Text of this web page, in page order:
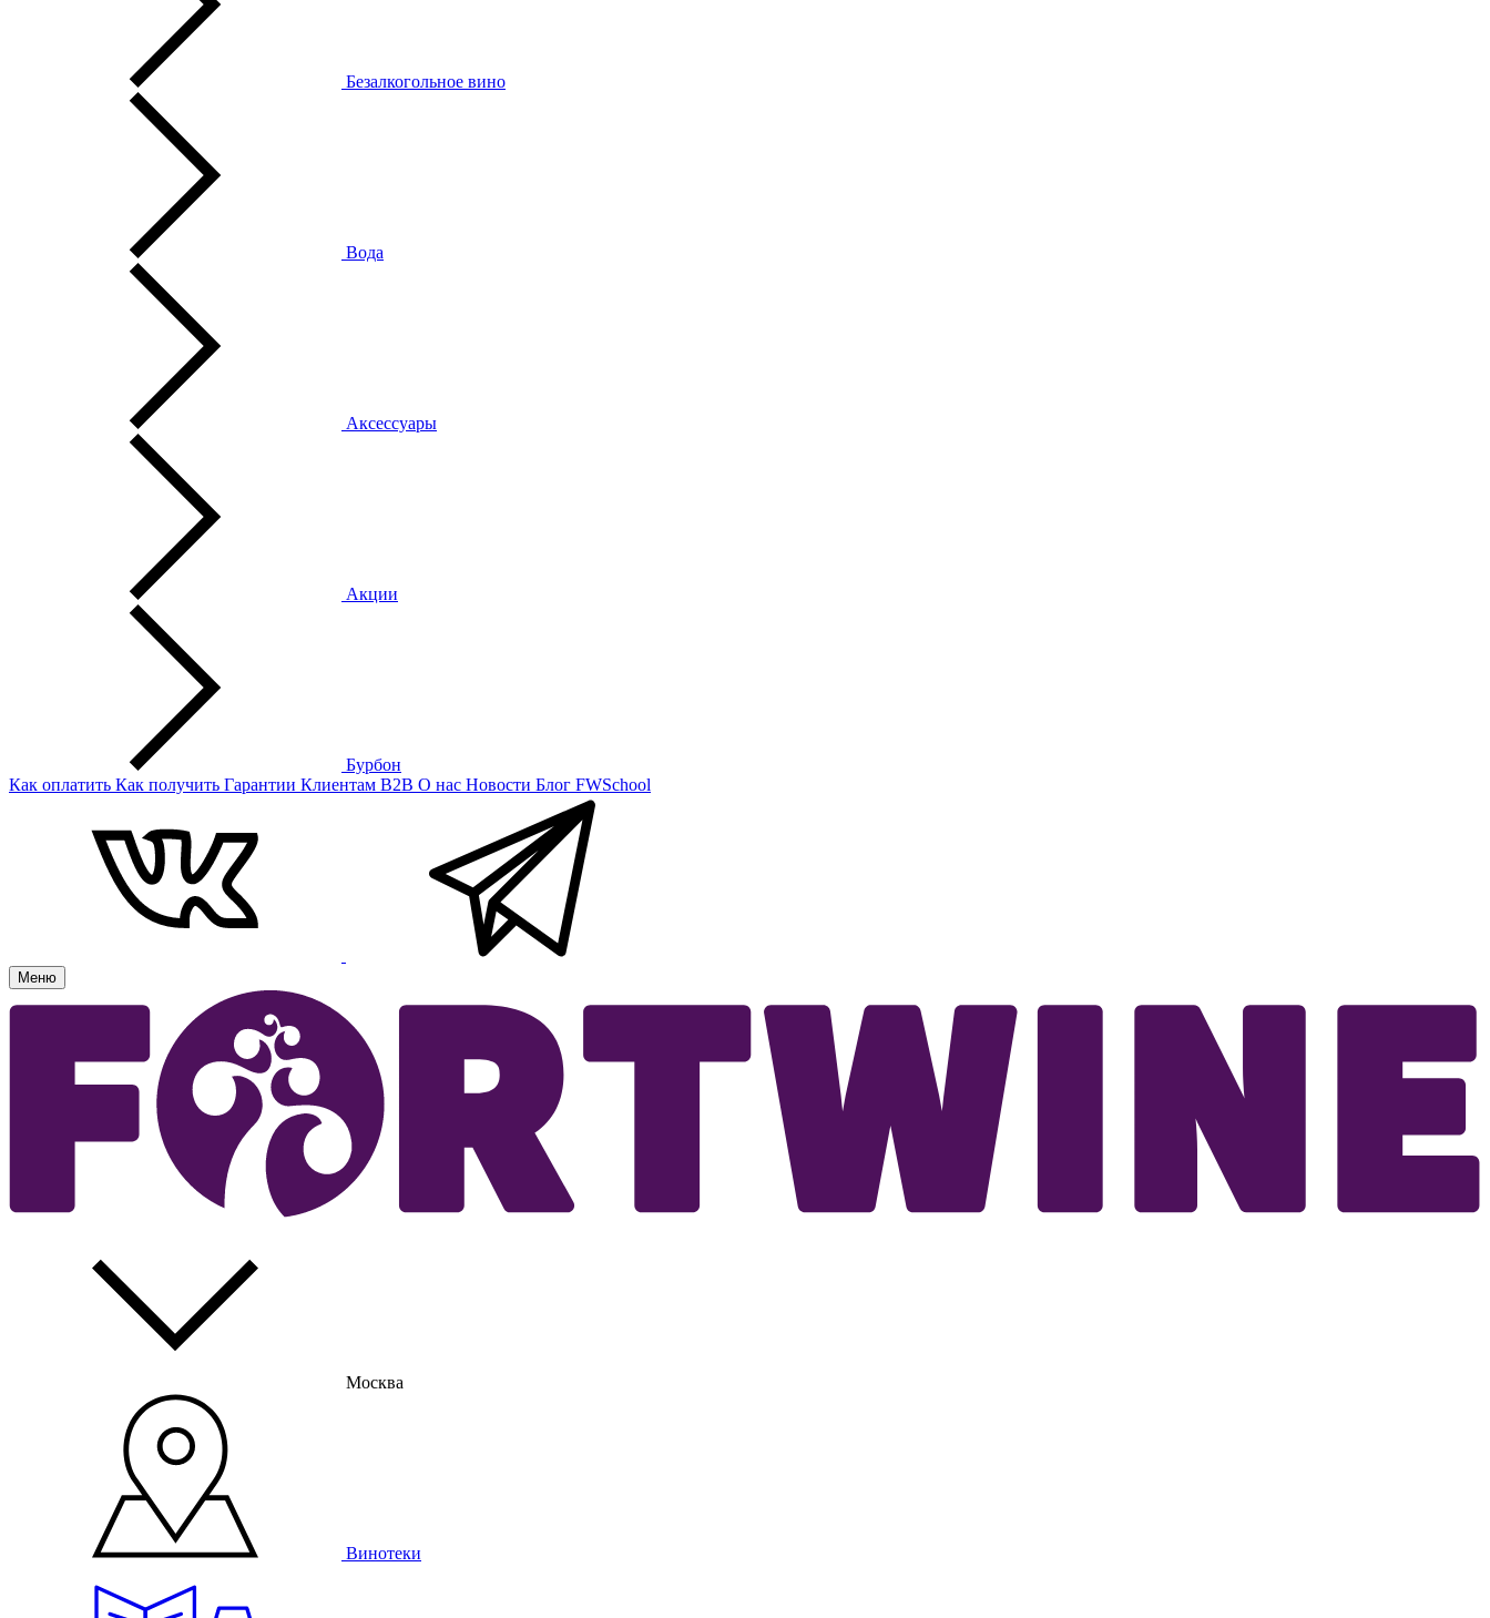
Безалкогольное вино
Вода
Аксессуары
Акции
Бурбон
Как оплатить Как получить Гарантии Клиентам B2B О нас Новости Блог FWSchool
Меню
Москва
Винотеки